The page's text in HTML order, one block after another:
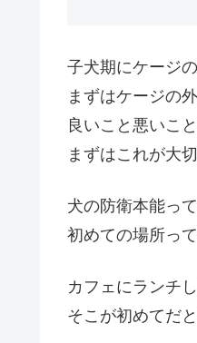
子犬期にケージ
まずはケージの
良いこと悪いこ
まずはこれが大
犬の防衛本能っ
初めての場所っ
カフェにランチ
そこが初めてだ